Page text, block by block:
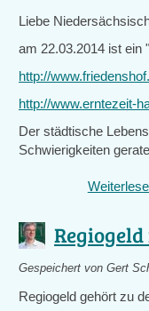
Liebe
am 22.03.2014 ist ein
http://
http://www.erntezeit-
Der städtische
Schwierigkeiten
Gespeichert vonGert
Regiogeld gehört zu